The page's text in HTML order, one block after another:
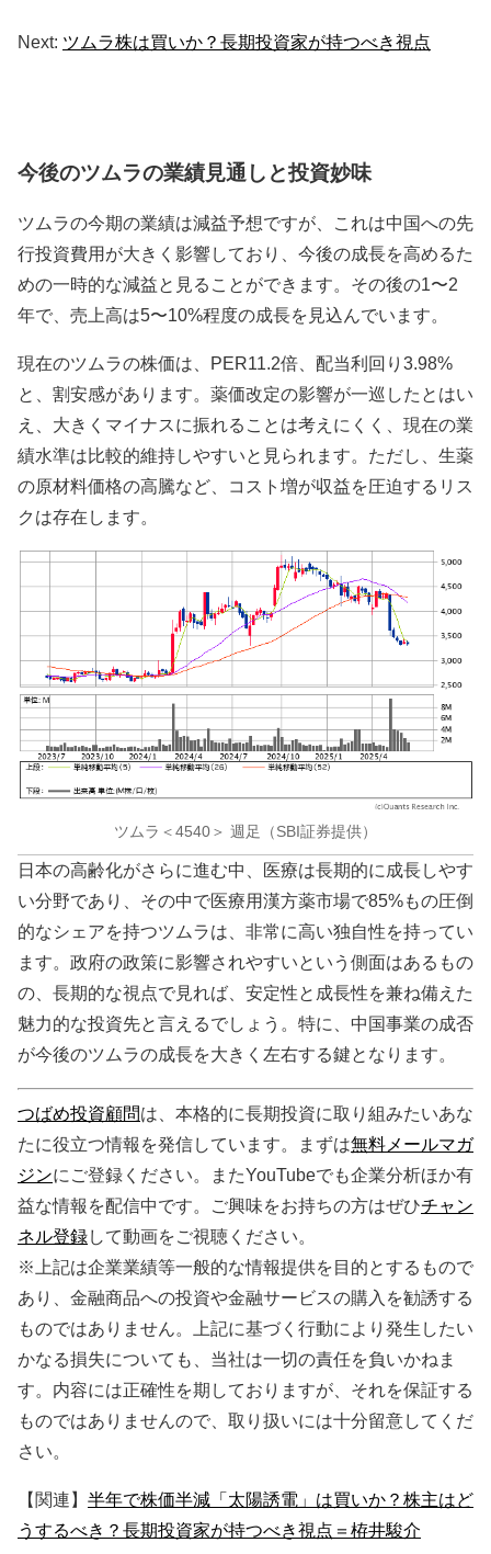
Next: ツムラ株は買いか？長期投資家が持つべき視点
今後のツムラの業績見通しと投資妙味
ツムラの今期の業績は減益予想ですが、これは中国への先
行投資費用が大きく影響しており、今後の成長を高めるた
めの一時的な減益と見ることができます。その後の1〜2
年で、売上高は5〜10%程度の成長を見込んでいます。
現在のツムラの株価は、PER11.2倍、配当利回り3.98%
と、割安感があります。薬価改定の影響が一巡したとはい
え、大きくマイナスに振れることは考えにくく、現在の業
績水準は比較的維持しやすいと見られます。ただし、生薬
の原材料価格の高騰など、コスト増が収益を圧迫するリス
クは存在します。
ツムラ＜4540＞ 週足（SBI証券提供）
日本の高齢化がさらに進む中、医療は長期的に成長しやす
い分野であり、その中で医療用漢方薬市場で85%もの圧倒
的なシェアを持つツムラは、非常に高い独自性を持ってい
ます。政府の政策に影響されやすいという側面はあるもの
の、長期的な視点で見れば、安定性と成長性を兼ね備えた
魅力的な投資先と言えるでしょう。特に、中国事業の成否
が今後のツムラの成長を大きく左右する鍵となります。
つばめ投資顧問は、本格的に長期投資に取り組みたいあな
たに役立つ情報を発信しています。まずは無料メールマガ
ジンにご登録ください。またYouTubeでも企業分析ほか有
益な情報を配信中です。ご興味をお持ちの方はぜひチャン
ネル登録して動画をご視聴ください。
※上記は企業業績等一般的な情報提供を目的とするもので
あり、金融商品への投資や金融サービスの購入を勧誘する
ものではありません。上記に基づく行動により発生したい
かなる損失についても、当社は一切の責任を負いかねま
す。内容には正確性を期しておりますが、それを保証する
ものではありませんので、取り扱いには十分留意してくだ
さい。
【関連】 半年で株価半減「太陽誘電」は買いか？株主はど
うするべき？長期投資家が持つべき視点＝栫井駿介